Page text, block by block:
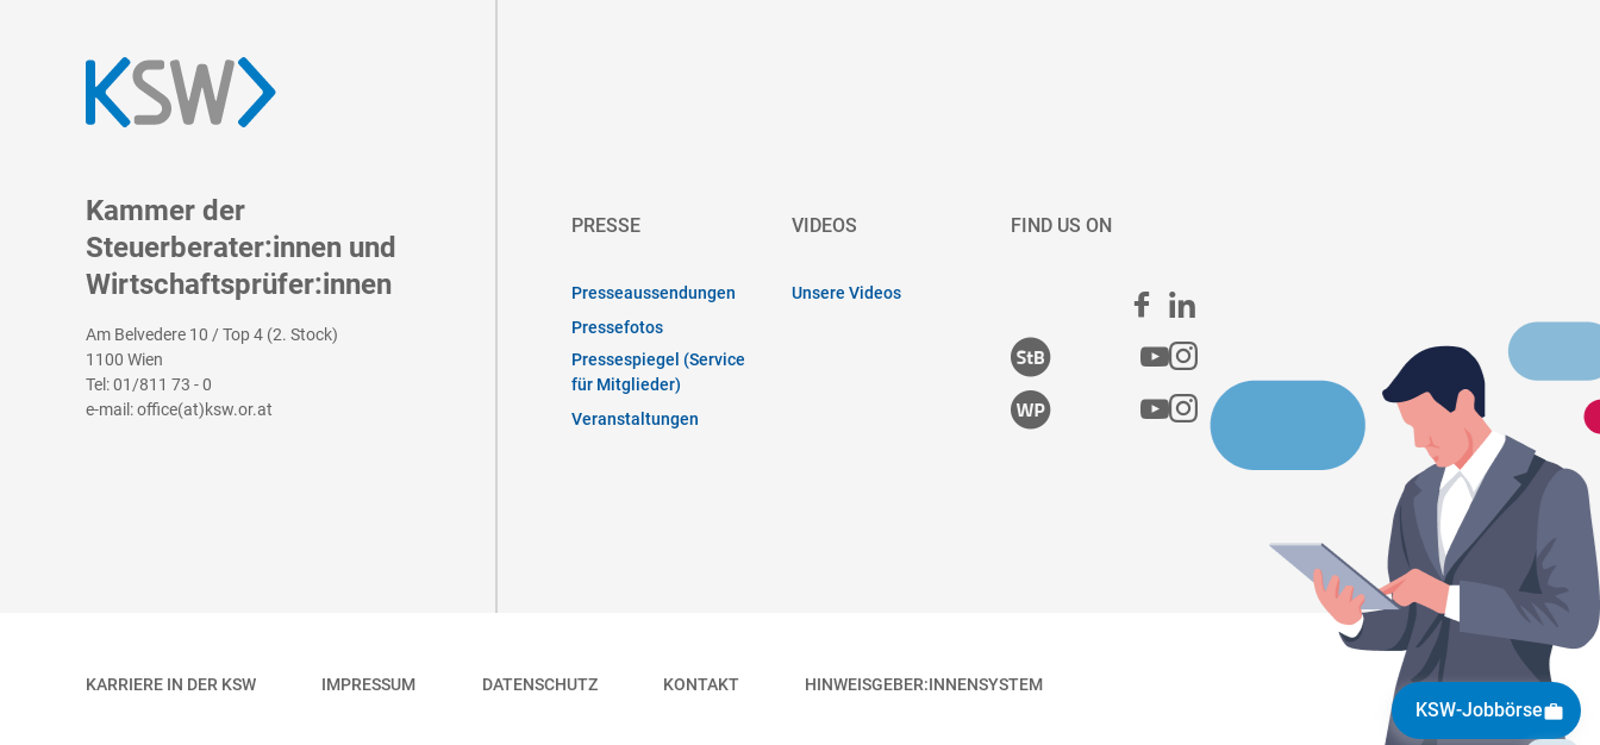
KSW-Jobbörse
Kammer der
Steuerberater:innen und
Wirtschaftsprüfer:innen
Am Belvedere 10 / Top 4 (2. Stock)
1100 Wien
Tel:01/811 73 - 0
e-mail:office(at)ksw.or.at
PRESSE
Presseaussendungen
Pressefotos
Pressespiegel (Service
für Mitglieder)
Veranstaltungen
VIDEOS
Unsere Videos
FIND US ON
KARRIERE IN DER KSW IMPRESSUM DATENSCHUTZ KONTAKT HINWEISGEBER:INNENSYSTEM